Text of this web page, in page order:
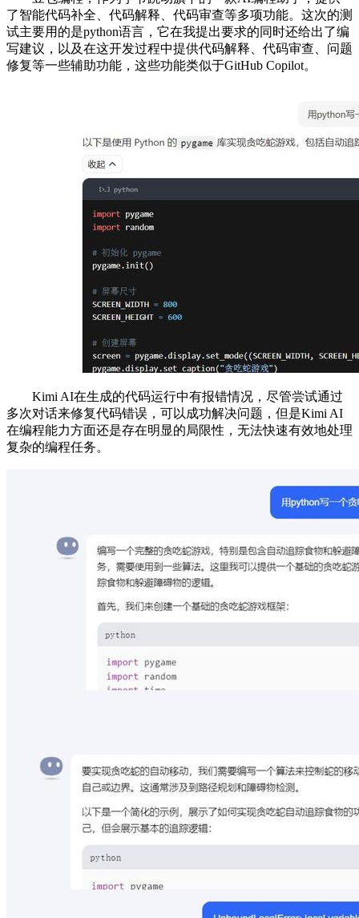
了智能代码补全、代码解释、代码审查等多项功能。这次的测
试主要用的是python语言，它在我提出要求的同时还给出了编
写建议，以及在这开发过程中提供代码解释、代码审查、问题
修复等一些辅助功能，这些功能类似于GitHub Copilot。
Kimi AI在生成的代码运行中有报错情况，尽管尝试通过
多次对话来修复代码错误，可以成功解决问题，但是Kimi AI
在编程能力方面还是存在明显的局限性，无法快速有效地处理
复杂的编程任务。